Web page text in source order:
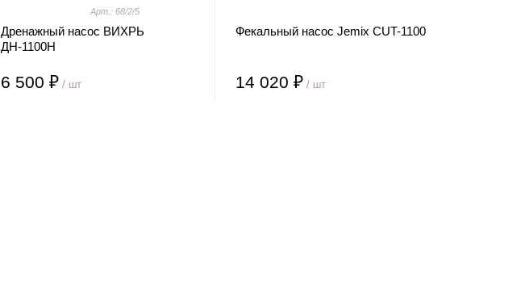
Арт.: 68/2/5
Дренажный насос ВИХРЬ
ДН-1100Н
6 500 ₽/ шт
Фекальный насос Jemix CUT-1100
14 020 ₽ / шт